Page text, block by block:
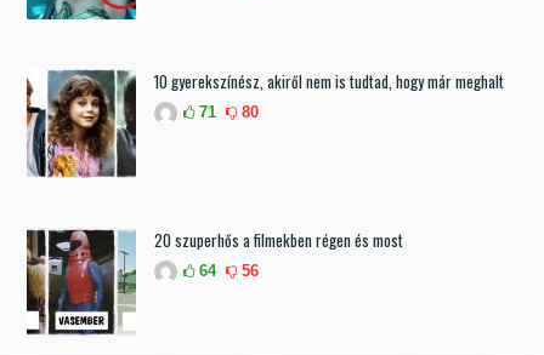
10 gyerekszínész, akiről nem is tudtad, hogy már meghalt
71 80
20 szuperhős a filmekben régen és most
64 56